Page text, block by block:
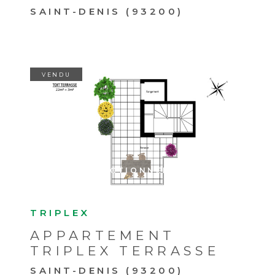
SAINT-DENIS (93200)
TRIPLEX
APPARTEMENT
TRIPLEX TERRASSE
SAINT-DENIS (93200)
VENDU
SÉLECTIONNER
VOIR LE BIEN